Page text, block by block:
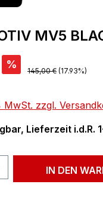
MV5
% Regulärer Preis:
145,00 € (17.93%)
MwSt. zzgl.
Lieferzeit i.d.R.
Gib den
IN DEN